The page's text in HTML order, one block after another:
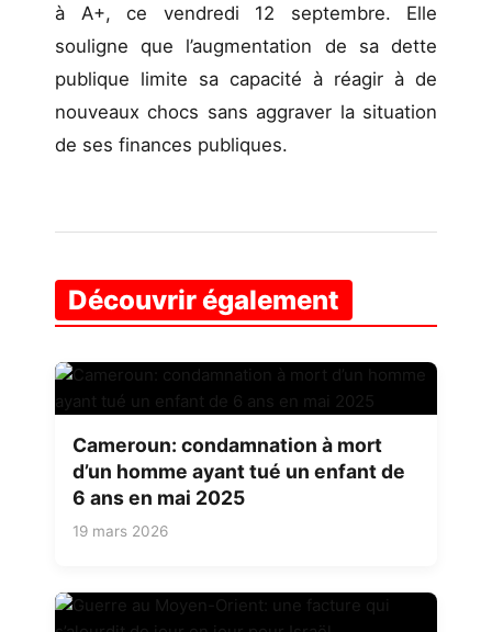
à A+, ce vendredi 12 septembre. Elle
souligne que l’augmentation de sa dette
publique limite sa capacité à réagir à de
nouveaux chocs sans aggraver la situation
de ses finances publiques.
Découvrir également
Cameroun: condamnation à mort
d’un homme ayant tué un enfant de
6 ans en mai 2025
19 mars 2026